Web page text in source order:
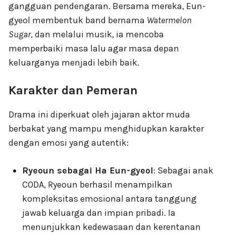
gangguan pendengaran. Bersama mereka, Eun-
gyeol membentuk band bernama Watermelon
Sugar, dan melalui musik, ia mencoba
memperbaiki masa lalu agar masa depan
keluarganya menjadi lebih baik.
Karakter dan Pemeran
Drama ini diperkuat oleh jajaran aktor muda
berbakat yang mampu menghidupkan karakter
dengan emosi yang autentik:
Ryeoun sebagai Ha Eun-gyeol: Sebagai anak
CODA, Ryeoun berhasil menampilkan
kompleksitas emosional antara tanggung
jawab keluarga dan impian pribadi. Ia
menunjukkan kedewasaan dan kerentanan